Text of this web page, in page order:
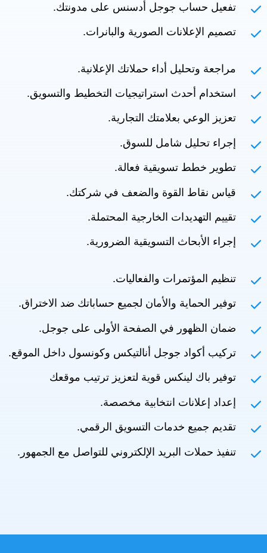
تفعيل حساب جوجل أدسنس على مدونتك.
تصميم الإعلانات الصورية والبانرات.
مراجعة وتحليل أداء حملاتك الإعلانية.
استخدام أحدث استراتيجيات التخطيط والتسويق.
تعزيز الوعي بعلامتك التجارية.
إجراء تحليل شامل للسوق.
تطوير خطط تسويقية فعالة.
قياس نقاط القوة والضعف في شركتك.
تقييم التهديدات الخارجية المحتملة.
إجراء الأبحاث التسويقية الضرورية.
تنظيم المؤتمرات والفعاليات.
توفير الحماية والأمان لجميع حساباتك ضد الاختراق.
ضمان الظهور في الصفحة الأولى على جوجل.
تركيب أكواد جوجل أنالتيكس وكونسول داخل الموقع.
توفير باك لينكس قوية لتعزيز ترتيب موقعك
إعداد إعلانات انتخابية مخصصة.
تقديم جميع خدمات التسويق الرقمي.
تنفيذ حملات البريد الإلكتروني للتواصل مع الجمهور.